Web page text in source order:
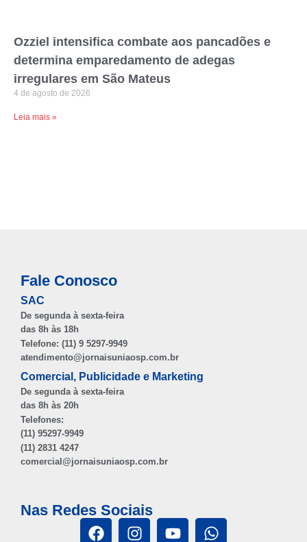
Ozziel intensifica combate aos pancadões e
determina emparedamento de adegas
irregulares em São Mateus
4 de agosto de 2026
Leia mais »
Fale Conosco
SAC
De segunda à sexta-feira
das 8h às 18h
Telefone: (11) 9 5297-9949
atendimento@jornaisuniaosp.com.br
Comercial, Publicidade e Marketing
De segunda à sexta-feira
das 8h às 20h
Telefones:
(11) 95297-9949
(11) 2831 4247
comercial@jornaisuniaosp.com.br
Nas Redes Sociais